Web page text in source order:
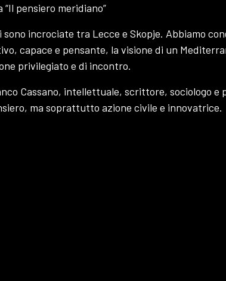
“Il pensiero meridiano”
sono incrociate tra Lecce e Skopje. Abbiamo
capace e pensante, la visione di un
privilegiato e di incontro.
Cassano, intellettuale, scrittore, sociologo e
ma soprattutto azione civile e innovatrice.